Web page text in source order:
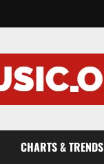
CHARTS & TRENDS